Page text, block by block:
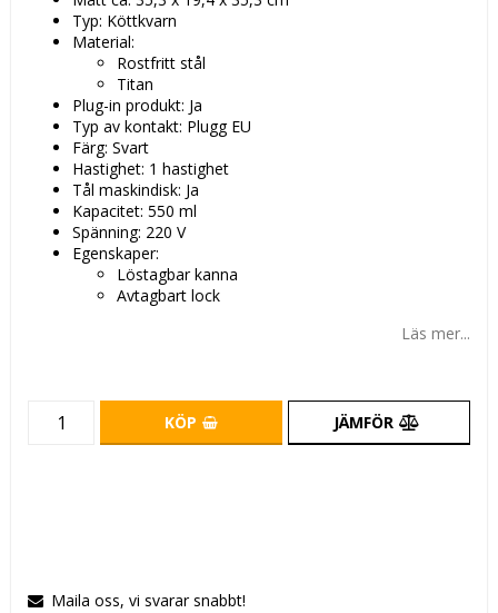
Typ: Köttkvarn
Material:
Rostfritt stål
Titan
Plug-in produkt: Ja
Typ av kontakt: Plugg EU
Färg: Svart
Hastighet: 1 hastighet
Tål maskindisk: Ja
Kapacitet: 550 ml
Spänning: 220 V
Egenskaper:
Löstagbar kanna
Avtagbart lock
Läs mer...
KÖP JÄMFÖR
Maila oss, vi svarar snabbt!